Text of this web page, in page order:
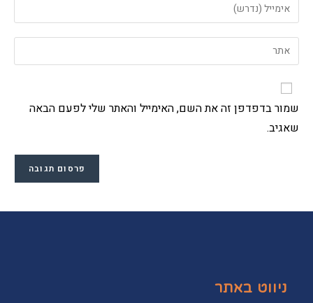
שמור בדפדפן זה את השם, האימייל והאתר שלי לפעם הבאה
שאגיב.
ניווט באתר